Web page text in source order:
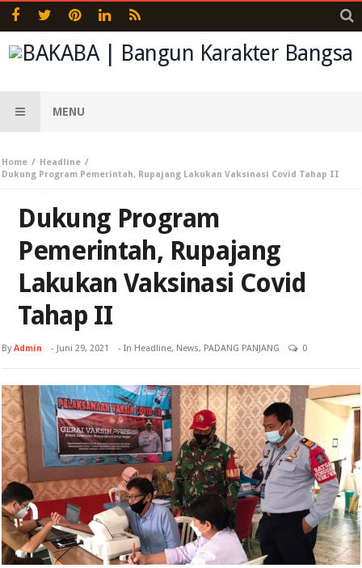
MENU
Home
Headline
Dukung Program Pemerintah, Rupajang Lakukan Vaksinasi Covid Tahap II
Dukung Program
Pemerintah, Rupajang
Lakukan Vaksinasi Covid
Tahap II
ByAdmin - Juni 29, 2021 - In Headline, News, PADANG PANJANG 0